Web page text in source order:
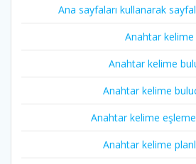
Ana sayfaları kullanarak
Anahtar kelime
Anahtar kelime
Anahtar kelime
Anahtar kelime
Anahtar kelime